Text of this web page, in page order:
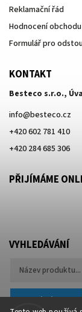
Reklamační řád
Hodnocení obchodu
Formulář pro
KONTAKT
Besteco s.r.o.,
info@besteco.cz
+420 602 781 410
+420 284 685 306
PŘIJÍMÁME
VYHLEDÁVÁNÍ
Hledat